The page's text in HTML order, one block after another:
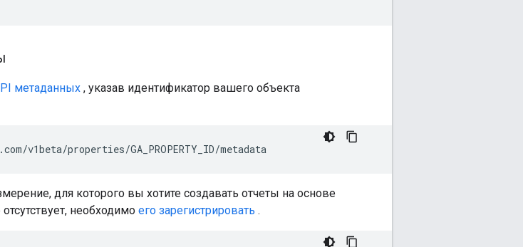
метаданных , указав идентификатор вашего объекта
для которого вы хотите создавать отчеты на основе
необходимо его зарегистрировать .